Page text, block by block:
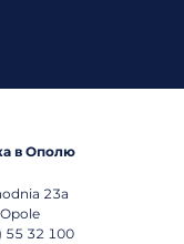
в Ополю
23a
Opole
55 32 100